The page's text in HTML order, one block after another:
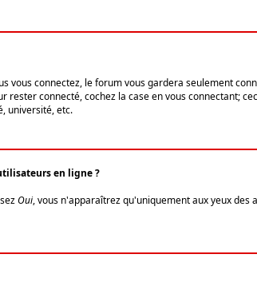
vous connectez, le forum vous gardera seulement
connecté, cochez la case en vous connectant;
université, etc.
en ligne ?
Oui, vous n'apparaîtrez qu'uniquement aux yeux des